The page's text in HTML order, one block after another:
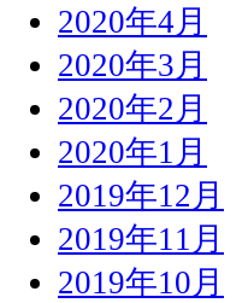
2020年4月
2020年3月
2020年2月
2020年1月
2019年12月
2019年11月
2019年10月